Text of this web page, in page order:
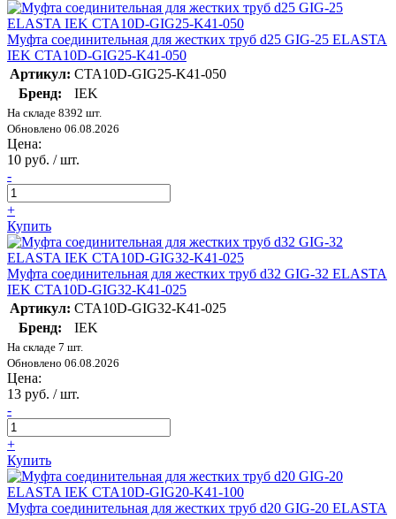
Муфта соединительная для жестких труб d25 GIG-25 ELASTA
IEK CTA10D-GIG25-K41-050
Артикул: CTA10D-GIG25-K41-050
Бренд:
IEK
На складе 8392 шт.
Обновлено 06.08.2026
Цена:
10 руб. / шт.
-
+
Купить
Муфта соединительная для жестких труб d32 GIG-32 ELASTA
IEK CTA10D-GIG32-K41-025
Артикул: CTA10D-GIG32-K41-025
Бренд:
IEK
На складе 7 шт.
Обновлено 06.08.2026
Цена:
13 руб. / шт.
-
+
Купить
Муфта соединительная для жестких труб d20 GIG-20 ELASTA